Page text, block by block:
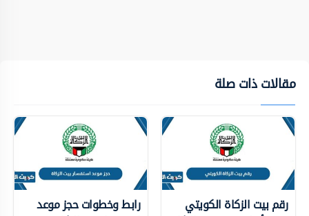
مقالات ذات صلة
رقم بيت الزكاة الكويتي رابط وخطوات حجز موعد